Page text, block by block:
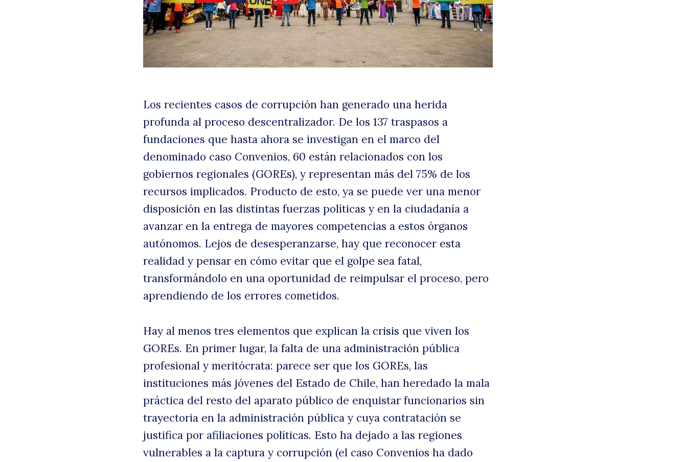
Buscar
Los recientes casos de corrupción han generado una herida
profunda al proceso descentralizador. De los 137 traspasos a
fundaciones que hasta ahora se investigan en el marco del
denominado caso Convenios, 60 están relacionados con los
gobiernos regionales (GOREs), y representan más del 75% de los
recursos implicados. Producto de esto, ya se puede ver una menor
disposición en las distintas fuerzas políticas y en la ciudadanía a
avanzar en la entrega de mayores competencias a estos órganos
autónomos. Lejos de desesperanzarse, hay que reconocer esta
realidad y pensar en cómo evitar que el golpe sea fatal,
transformándolo en una oportunidad de reimpulsar el proceso, pero
aprendiendo de los errores cometidos.
Hay al menos tres elementos que explican la crisis que viven los
GOREs. En primer lugar, la falta de una administración pública
profesional y meritócrata: parece ser que los GOREs, las
instituciones más jóvenes del Estado de Chile, han heredado la mala
práctica del resto del aparato público de enquistar funcionarios sin
trayectoria en la administración pública y cuya contratación se
justifica por afiliaciones políticas. Esto ha dejado a las regiones
vulnerables a la captura y corrupción (el caso Convenios ha dado